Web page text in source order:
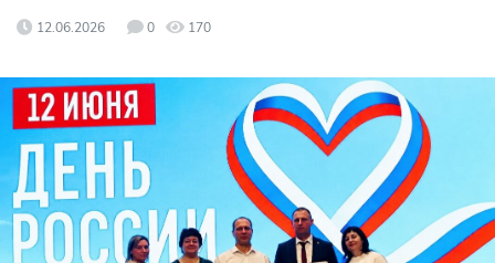
12.06.2026 0 170